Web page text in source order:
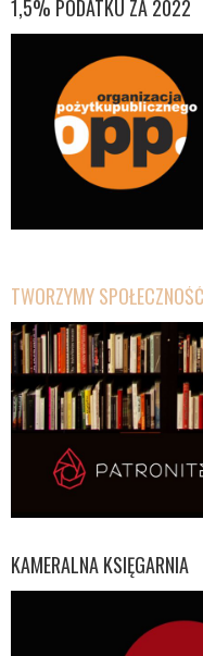
1,5% PODATKU ZA 2022
TWORZYMY
KAMERALNA KSIĘGARNIA